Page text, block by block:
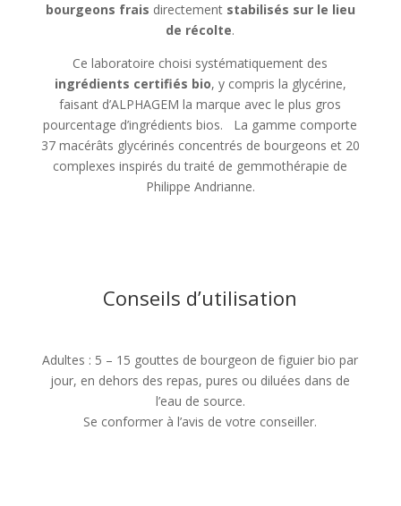
bourgeons frais directement stabilisés sur le lieu
de récolte.
Ce laboratoire choisi systématiquement des
ingrédients certifiés bio, y compris la glycérine,
faisant d’ALPHAGEM la marque avec le plus gros
pourcentage d’ingrédients bios. La gamme comporte
37 macérâts glycérinés concentrés de bourgeons et 20
complexes inspirés du traité de gemmothérapie de
Philippe Andrianne.
Conseils d’utilisation
Adultes : 5 – 15 gouttes de bourgeon de figuier bio par
jour, en dehors des repas, pures ou diluées dans de
l’eau de source.
Se conformer à l’avis de votre conseiller.